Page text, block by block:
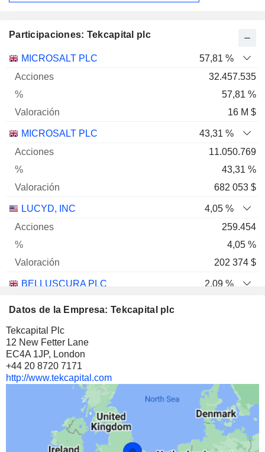
Participaciones: Tekcapital plc
Nombre Acciones %
MICROSALT PLC
57,81 %
32.457.535
57,81 %
16 M $
MICROSALT PLC
43,31 %
11.050.769
43,31 %
682 053 $
LUCYD, INC
4,05 %
259.454
4,05 %
202 374 $
BELLUSCURA PLC
2,09 %
Datos de la Empresa: Tekcapital plc
Tekcapital Plc
12 New Fetter Lane
EC4A 1JP, London
+44 20 8720 7171
http://www.tekcapital.com